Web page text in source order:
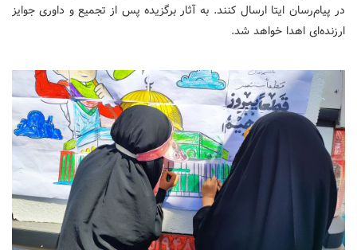
در پیام‌رسان ایتا ارسال کنند. به آثار برگزیده پس از تجمیع و داوری جوایز
ارزنده‌ای اهدا خواهد شد.